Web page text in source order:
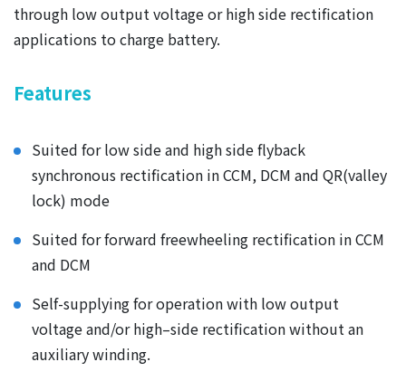
through low output voltage or high side rectification
applications to charge battery.
Features
Suited for low side and high side flyback
synchronous rectification in CCM, DCM and QR(valley
lock) mode
Suited for forward freewheeling rectification in CCM
and DCM
Self-supplying for operation with low output
voltage and/or high–side rectification without an
auxiliary winding.